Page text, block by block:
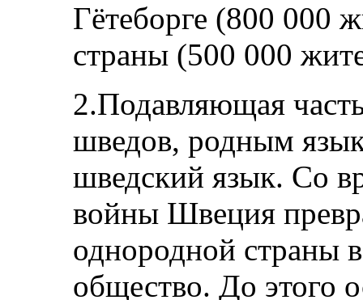
Гётеборге (800 000
страны (500 000
2.Подавляющая
шведов, родным
шведский язык. Со
войны Швеция
однородной страны
общество. До этого